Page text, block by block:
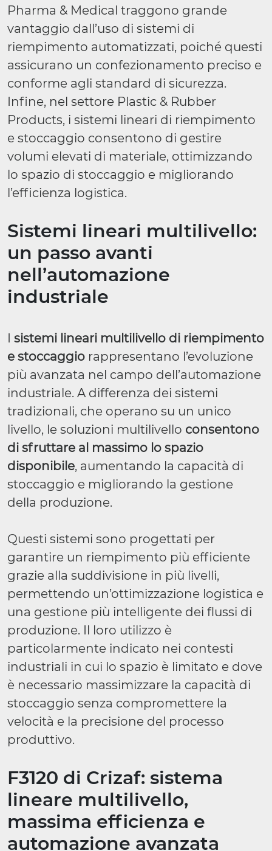
Pharma & Medical traggono grande
vantaggio dall’uso di sistemi di
riempimento automatizzati, poiché questi
assicurano un confezionamento preciso e
conforme agli standard di sicurezza.
Infine, nel settore Plastic & Rubber
Products, i sistemi lineari di riempimento
e stoccaggio consentono di gestire
volumi elevati di materiale, ottimizzando
lo spazio di stoccaggio e migliorando
l’efficienza logistica.
Sistemi lineari multilivello:
un passo avanti
nell’automazione
industriale
I sistemi lineari multilivello di riempimento
e stoccaggio rappresentano l’evoluzione
più avanzata nel campo dell’automazione
industriale. A differenza dei sistemi
tradizionali, che operano su un unico
livello, le soluzioni multilivello consentono
di sfruttare al massimo lo spazio
disponibile, aumentando la capacità di
stoccaggio e migliorando la gestione
della produzione.
Questi sistemi sono progettati per
garantire un riempimento più efficiente
grazie alla suddivisione in più livelli,
permettendo un’ottimizzazione logistica e
una gestione più intelligente dei flussi di
produzione. Il loro utilizzo è
particolarmente indicato nei contesti
industriali in cui lo spazio è limitato e dove
è necessario massimizzare la capacità di
stoccaggio senza compromettere la
velocità e la precisione del processo
produttivo.
F3120 di Crizaf: sistema
lineare multilivello,
massima efficienza e
automazione avanzata